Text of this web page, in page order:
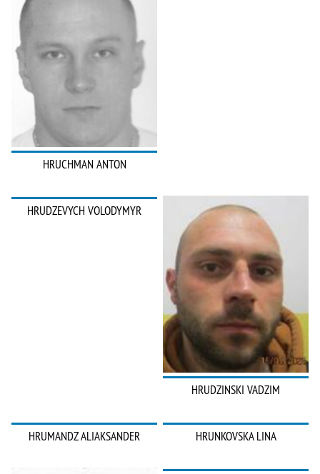
HRUCHMAN ANTON
HRUDZEVYCH VOLODYMYR
HRUDZINSKI VADZIM
HRUMANDZ ALIAKSANDER HRUNKOVSKA LINA